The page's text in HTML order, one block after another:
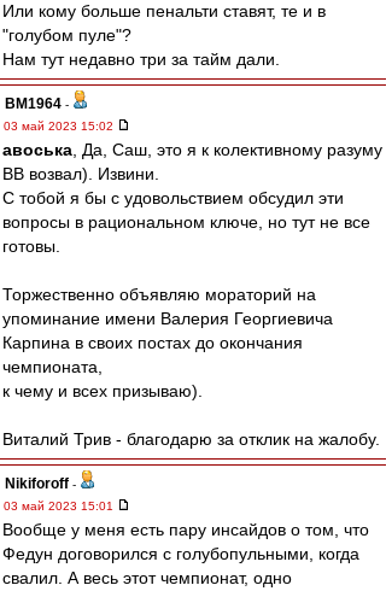
Или кому больше пенальти ставят, те и в
"голубом пуле"?
Нам тут недавно три за тайм дали.
BM1964 -
03 май 2023 15:02
авоська , Да, Саш, это я к колективному разуму
ВВ возвал). Извини.
С тобой я бы с удовольствием обсудил эти
вопросы в рациональном ключе, но тут не все
готовы.
Торжественно объявляю мораторий на
упоминание имени Валерия Георгиевича
Карпина в своих постах до окончания
чемпионата,
к чему и всех призываю).
Виталий Трив - благодарю за отклик на жалобу.
Nikiforoff -
03 май 2023 15:01
Вообще у меня есть пару инсайдов о том, что
Федун договорился с голубопульными, когда
свалил. А весь этот чемпионат, одно